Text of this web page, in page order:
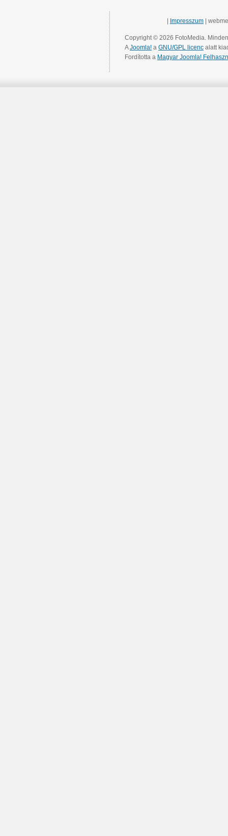
Impresszum |
Copyright © 2026 FotoMedia.
AJoomla! a GNU/GPL licenc alatt
Fordította a Magyar Joomla!